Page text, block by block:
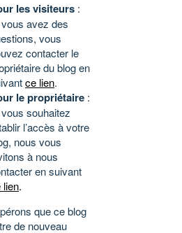
les visiteurs :
avez des
vous
contacter le
du blog en
ce lien.
le propriétaire :
souhaitez
l’accès à votre
nous vous
à nous
en suivant
lien.
que ce blog
de nouveau